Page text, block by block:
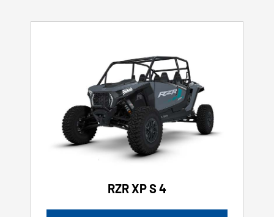
RZR XP S 4